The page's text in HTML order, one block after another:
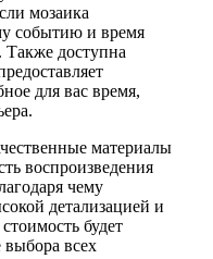
мозаика
событию и время
Также доступна
для вас время,
материалы
воспроизведения
чему
детализацией и
будет
выбора всех